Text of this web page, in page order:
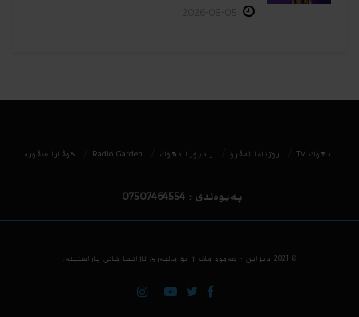
دھوك TV روژناما ئەڤرۆ رادیۆیا دهۆك Radio Garden كوڤارا سڤۆره‌
پەیوەندی : 07507464554
© 2021 دیزاین - هه‌موو ماف ژ بۆ مالپه‌رێ ئاژانسا خانی پاراستینه‌.